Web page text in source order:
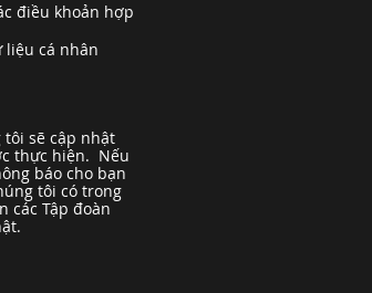
điều khoản hợp
liệu cá nhân
tôi sẽ cập nhật
thực hiện. Nếu
báo cho bạn
tôi có trong
các Tập đoàn